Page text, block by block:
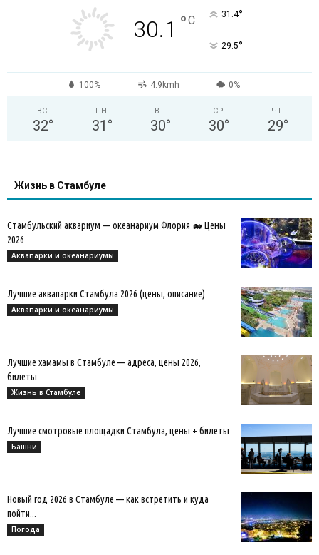
30.1 °C 31.4°
29.5°
100% 4.9kmh 0%
ВС
32°
ПН
31 °
ВТ
30°
СР
30°
ЧТ
29°
Жизнь в Стамбуле
Стамбульский аквариум — океанариум Флория 🐋 Цены
2026
Аквапарки и океанариумы
Лучшие аквапарки Стамбула 2026 (цены, описание)
Аквапарки и океанариумы
Лучшие хамамы в Стамбуле — адреса, цены 2026,
билеты
Жизнь в Стамбуле
Лучшие смотровые площадки Стамбула, цены + билеты
Башни
Новый год 2026 в Стамбуле — как встретить и куда
пойти...
Погода